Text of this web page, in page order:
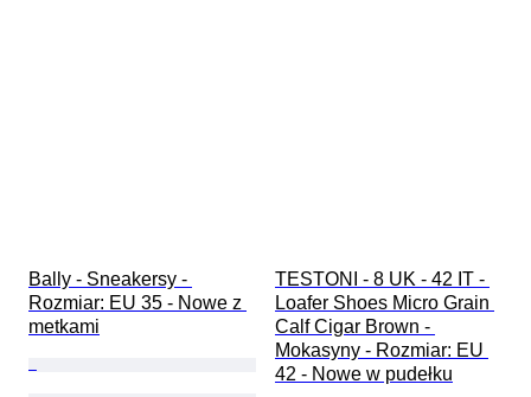
Bally - Sneakersy -
Rozmiar: EU 35 - Nowe z
metkami
TESTONI - 8 UK - 42 IT -
Loafer Shoes Micro Grain
Calf Cigar Brown -
Mokasyny - Rozmiar: EU
42 - Nowe w pudełku